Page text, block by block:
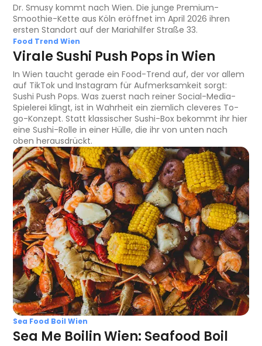
Dr. Smusy kommt nach Wien. Die junge Premium-
Smoothie-Kette aus Köln eröffnet im April 2026 ihren
ersten Standort auf der Mariahilfer Straße 33.
Food Trend Wien
Virale Sushi Push Pops in Wien
In Wien taucht gerade ein Food-Trend auf, der vor allem
auf TikTok und Instagram für Aufmerksamkeit sorgt:
Sushi Push Pops. Was zuerst nach reiner Social-Media-
Spielerei klingt, ist in Wahrheit ein ziemlich cleveres To-
go-Konzept. Statt klassischer Sushi-Box bekommt ihr hier
eine Sushi-Rolle in einer Hülle, die ihr von unten nach
oben herausdrückt.
Sea Food Boil Wien
Sea Me Boilin Wien: Seafood Boil